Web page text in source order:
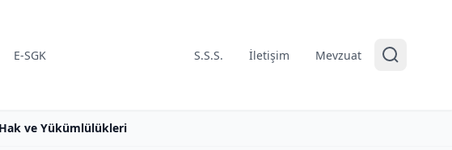
E-SGK S.S.S. İletişim Mevzuat
Hak ve Yükümlülükleri